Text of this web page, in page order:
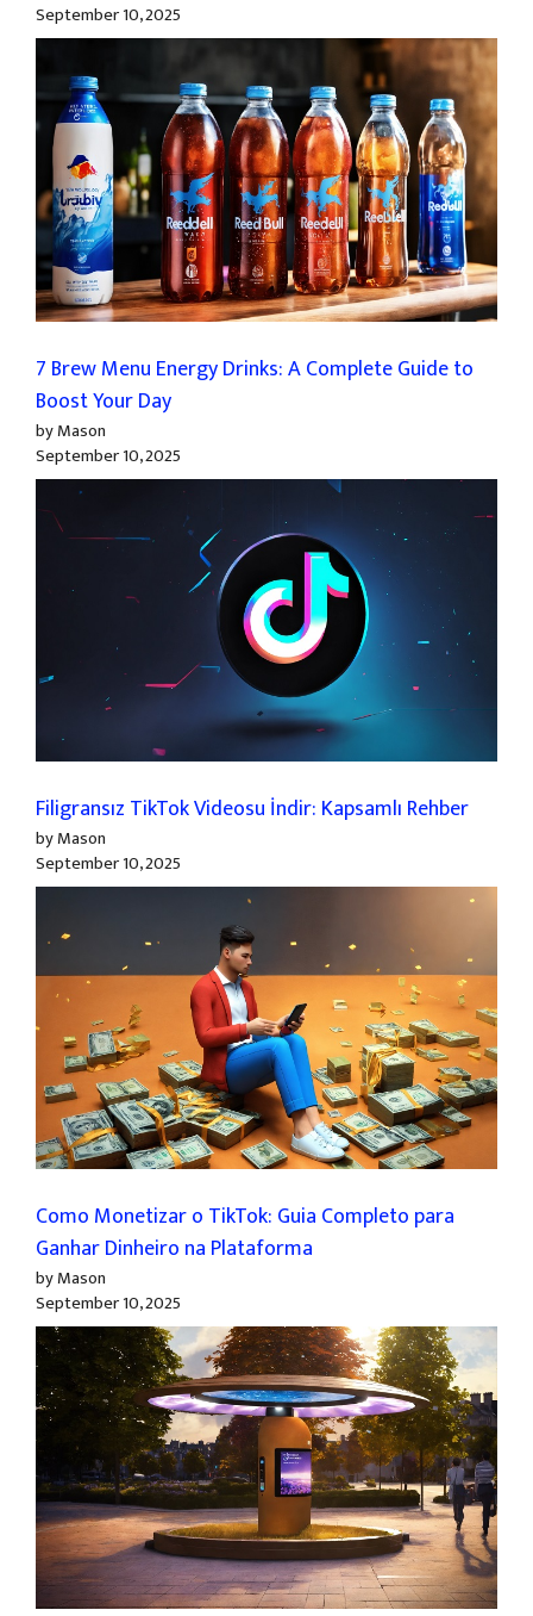
September 10, 2025
7 Brew Menu Energy Drinks: A Complete Guide to
Boost Your Day
by Mason
September 10, 2025
Filigransız TikTok Videosu İndir: Kapsamlı Rehber
by Mason
September 10, 2025
Como Monetizar o TikTok: Guia Completo para
Ganhar Dinheiro na Plataforma
by Mason
September 10, 2025